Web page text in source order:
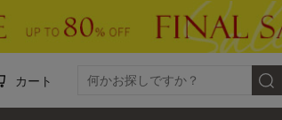
カート